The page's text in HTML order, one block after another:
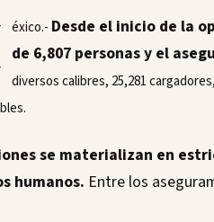
éxico.- Desde el inicio de la
de 6,807 personas y el
diversos calibres, 25,281
se materializan en
humanos. Entre los